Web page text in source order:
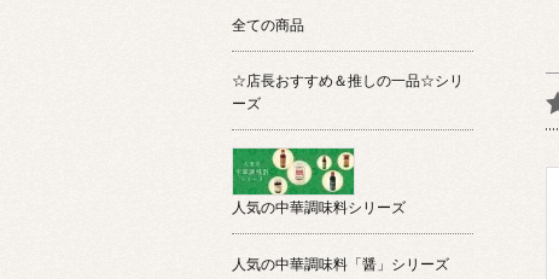
全ての商品
☆店長おすすめ＆推しの一品☆シリ
ーズ
人気の中華調味料シリーズ
人気の中華調味料「醤」シリーズ